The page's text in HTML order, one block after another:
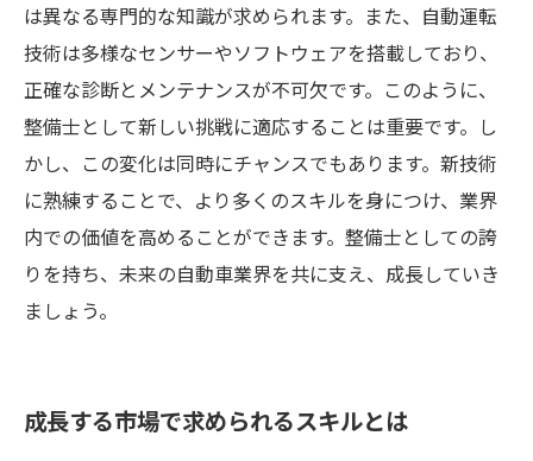
は異なる専門的な知識が求められます。また、自動運転
技術は多様なセンサーやソフトウェアを搭載しており、
正確な診断とメンテナンスが不可欠です。このように、
整備士として新しい挑戦に適応することは重要です。し
かし、この変化は同時にチャンスでもあります。新技術
に熟練することで、より多くのスキルを身につけ、業界
内での価値を高めることができます。整備士としての誇
りを持ち、未来の自動車業界を共に支え、成長していき
ましょう。
成長する市場で求められるスキルとは